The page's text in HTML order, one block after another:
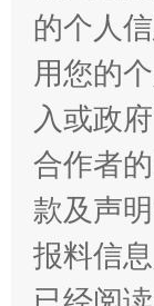
国家大
的个人
用您的
入或政
合作者
款及声
报料信